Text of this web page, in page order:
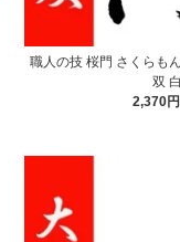
職人の技 桜門 さくらも
双
2,370